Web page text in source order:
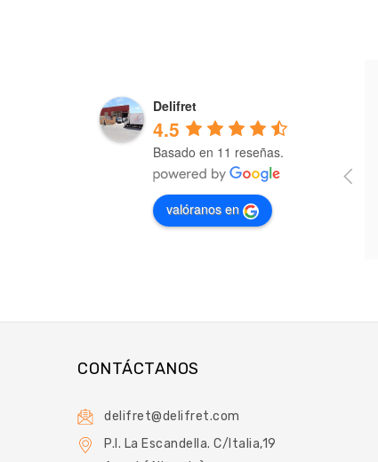
Delifret
4.5
Basado en 11 reseñas.
valóranos en
4 years ago
Los primeros en servicio y calidad.
CONTÁCTANOS
delifret@delifret.com
P.I. La Escandella. C/Italia,19